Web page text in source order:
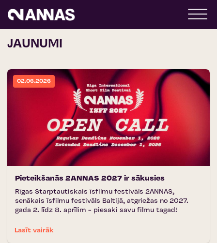
JAUNUMI
02.06.2026
Pieteikšanās 2ANNAS 2027 ir sākusies
Rīgas Starptautiskais īsfilmu festivāls 2ANNAS,
senākais īsfilmu festivāls Baltijā, atgriežas no 2027.
gada 2. līdz 8. aprīlim - piesaki savu filmu tagad!
Lasīt vairāk